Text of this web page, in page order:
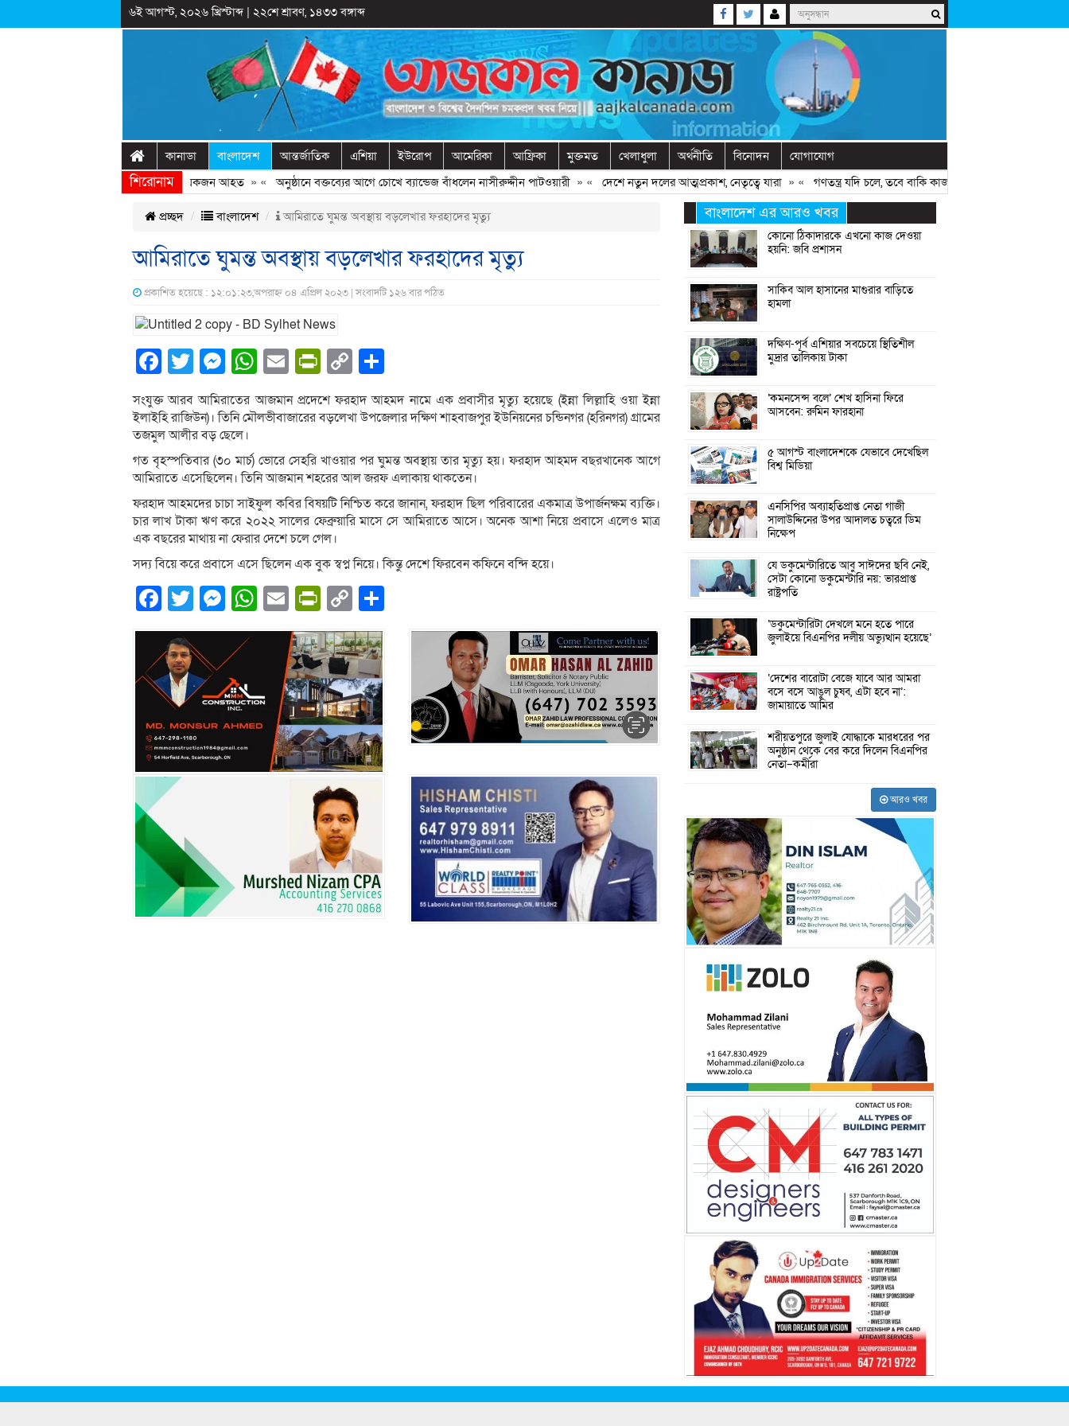
৬ই আগস্ট, ২০২৬ খ্রিস্টাব্দ| ২২শে শ্রাবণ, ১৪৩৩ বঙ্গাব্দ
কানাডা বাংলাদেশ আন্তর্জাতিক এশিয়া ইউরোপ আমেরিকা আফ্রিকা মুক্তমত খেলাধুলা অর্থনীতি বিনোদন যোগাযোগ
শিরোনাম
ছাত্রদল-ছাত্রশিবির সংঘর্ষ, কয়েকজন আহত» «অনুষ্ঠানে বক্তব্যের আগে চোখে ব্যান্ডেজ বাঁধলেন নাসীরুদ্দীন পাটওয়ারী» «দেশে নতুন দলের আত্মপ্রকাশ, নেতৃত্বে যারা» «গণতন্ত্র যদি চলে, তবে বাকি কাজগুলো হয়ে যায়: মির্জা ফখরুল
প্রচ্ছদ বাংলাদেশ আমিরাতে ঘুমন্ত অবস্থায় বড়লেখার ফরহাদের মৃত্যু
আমিরাতে ঘুমন্ত অবস্থায় বড়লেখার ফরহাদের মৃত্যু
প্রকাশিত হয়েছে : ১২:০১:২৩,অপরাহ্ন ০৪ এপ্রিল ২০২৩ | সংবাদটি ১২৬ বার পঠিত
Facebook
Twitter
Messenger
WhatsApp
EmailPrintFriendly
Copy
Link
সংযুক্ত আরব আমিরাতের আজমান প্রদেশে ফরহাদ আহমদ নামে এক প্রবাসীর মৃত্যু হয়েছে (ইন্না লিল্লাহি ওয়া ইন্না
ইলাইহি রাজিউন)। তিনি মৌলভীবাজারের বড়লেখা উপজেলার দক্ষিণ শাহবাজপুর ইউনিয়নের চন্ডিনগর (হরিনগর) গ্রামের
তজমুল আলীর বড় ছেলে।
গত বৃহস্পতিবার (৩০ মার্চ) ভোরে সেহরি খাওয়ার পর ঘুমন্ত অবস্থায় তার মৃত্যু হয়। ফরহাদ আহমদ বছরখানেক আগে
আমিরাতে এসেছিলেন। তিনি আজমান শহরের আল জরফ এলাকায় থাকতেন।
ফরহাদ আহমদের চাচা সাইফুল কবির বিষয়টি নিশ্চিত করে জানান, ফরহাদ ছিল পরিবারের একমাত্র উপার্জনক্ষম ব্যক্তি।
চার লাখ টাকা ঋণ করে ২০২২ সালের ফেব্রুয়ারি মাসে সে আমিরাতে আসে। অনেক আশা নিয়ে প্রবাসে এলেও মাত্র
এক বছরের মাথায় না ফেরার দেশে চলে গেল।
সদ্য বিয়ে করে প্রবাসে এসে ছিলেন এক বুক স্বপ্ন নিয়ে। কিন্তু দেশে ফিরবেন কফিনে বন্দি হয়ে।
Facebook
Twitter
Messenger
WhatsApp
EmailPrintFriendly
Copy
Link
বাংলাদেশ এর আরও খবর
কোনো ঠিকাদারকে এখনো কাজ দেওয়া
হয়নি: জবি প্রশাসন
সাকিব আল হাসানের মাগুরার বাড়িতে
হামলা
দক্ষিণ-পূর্ব এশিয়ার সবচেয়ে স্থিতিশীল
মুদ্রার তালিকায় টাকা
‘কমনসেন্স বলে’ শেখ হাসিনা ফিরে
আসবেন: রুমিন ফারহানা
৫ আগস্ট বাংলাদেশকে যেভাবে দেখেছিল
বিশ্ব মিডিয়া
এনসিপির অব্যাহতিপ্রাপ্ত নেতা গাজী
সালাউদ্দিনের উপর আদালত চত্বরে ডিম
নিক্ষেপ
যে ডকুমেন্টারিতে আবু সাঈদের ছবি নেই,
সেটা কোনো ডকুমেন্টারি নয়: ভারপ্রাপ্ত
রাষ্ট্রপতি
‘ডকুমেন্টারিটা দেখলে মনে হতে পারে
জুলাইয়ে বিএনপির দলীয় অভ্যুত্থান হয়েছে’
‘দেশের বারোটা বেজে যাবে আর আমরা
বসে বসে আঙুল চুষব, এটা হবে না’:
জামায়াতে আমির
শরীয়তপুরে জুলাই যোদ্ধাকে মারধরের পর
অনুষ্ঠান থেকে বের করে দিলেন বিএনপির
নেতা–কর্মীরা
আরও খবর